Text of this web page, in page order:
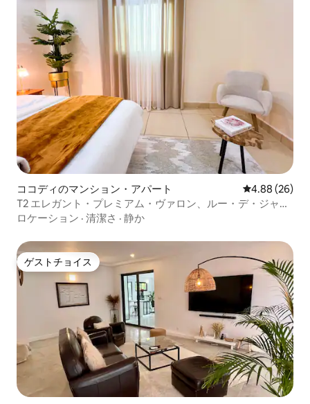
ココディのマンション・アパート レビュー26
4.88 (26)
T2 エレガント・プレミアム・ヴァロン、ルー・デ・ジャル
ダン、高速Wi-Fi
ロケーション · 清潔さ · 静か
ゲストチョイス
ゲストチョイス